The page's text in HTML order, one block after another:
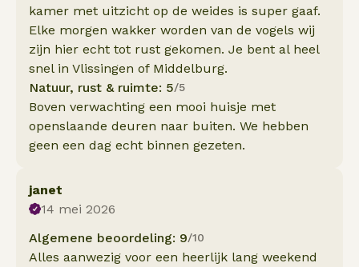
kamer met uitzicht op de weides is super gaaf.
Elke morgen wakker worden van de vogels wij
zijn hier echt tot rust gekomen. Je bent al heel
snel in Vlissingen of Middelburg.
Natuur, rust & ruimte: 5/5
Boven verwachting een mooi huisje met
openslaande deuren naar buiten. We hebben
geen een dag echt binnen gezeten.
janet
14 mei 2026
Algemene beoordeling: 9/10
Alles aanwezig voor een heerlijk lang weekend